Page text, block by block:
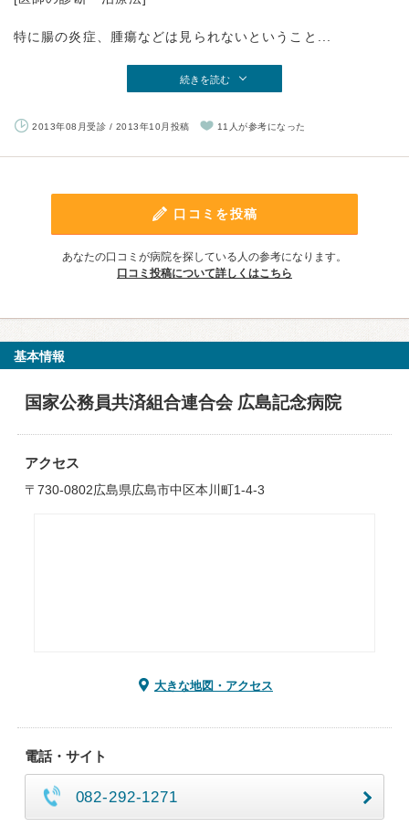
特に腸の炎症、腫瘍などは見られないということ...
続きを読む
2013年08月受診 / 2013年10月投稿 11人が参考になった
口コミを投稿
あなたの口コミが病院を探している人の参考になります。
口コミ投稿について詳しくはこちら
基本情報
国家公務員共済組合連合会 広島記念病院
アクセス
〒730-0802広島県広島市中区本川町1-4-3
大きな地図・アクセス
電話・サイト
082-292-1271